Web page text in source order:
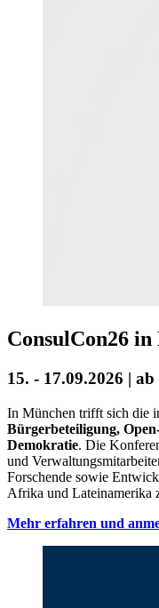
ConsulCon26
15. - 17.09.2026 |
In München trifft sich die
Bürgerbeteiligung,
Demokratie. Die
und
Forschende sowie
Afrika und Lateinamerika
Mehr erfahren und